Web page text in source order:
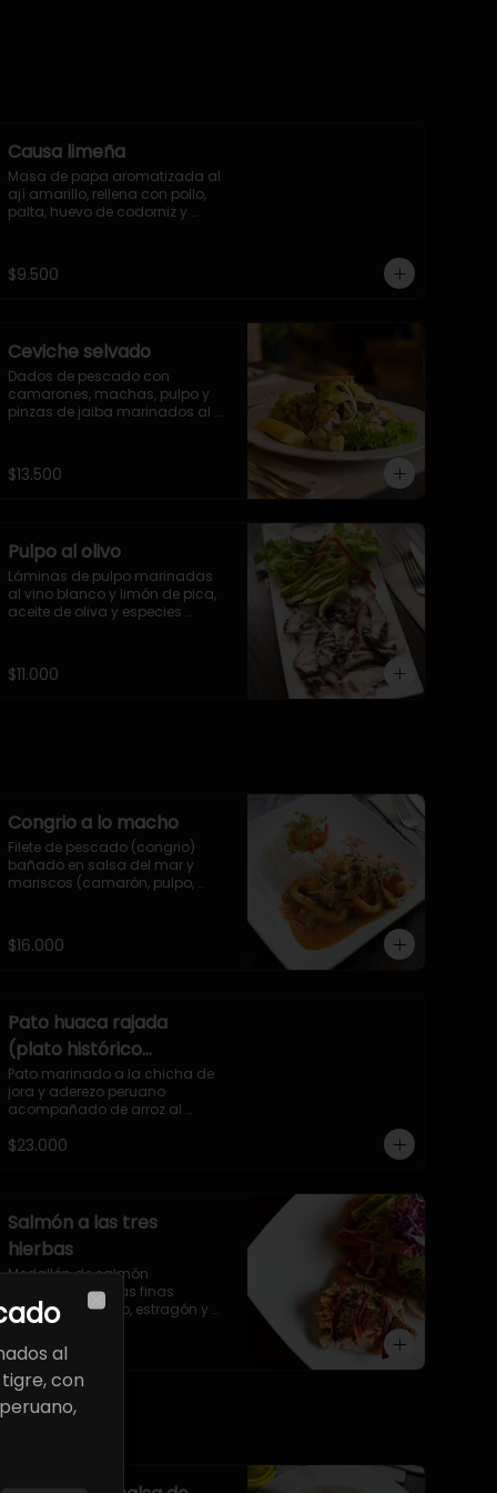
Causa limeña
Masa de papa aromatizada al
ají amarillo, rellena con pollo,
palta, huevo de codorniz y
$9.500
Ceviche selvado
Dados de pescado con
camarones, machas, pulpo y
pinzas de jaiba marinados al
cebolla morada, choclo
peruano, yuca, camote y
$13.500
Pulpo al olivo
Láminas de pulpo marinadas
al vino blanco y limón de pica,
aceite de oliva y especies
$11.000
Congrio a lo macho
Filete de pescado (congrio)
bañado en salsa del mar y
mariscos (camarón, pulpo,
blanco.
$16.000
Pato huaca rajada
(plato histórico
peruano)
Pato marinado a la chicha de
jora y aderezo peruano
acompañado de arroz al
$23.000
Salmón a las tres
hierbas
Medallón de salmón
aromatizado a las finas
hierbas de eneldo, estragón y
romero acompañado con
panaché de verduras
$16.500
al
con
Close